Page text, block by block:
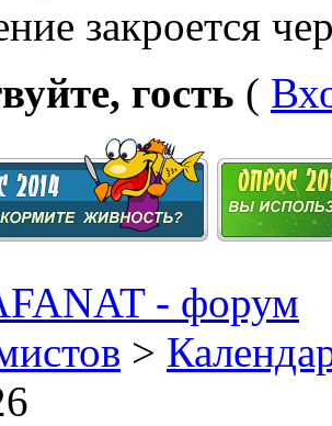
закроется
гость (
- форум
>